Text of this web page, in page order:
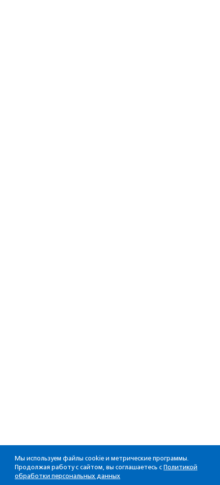
Мы используем файлы cookie и метрические программы.
Продолжая работу с сайтом, вы соглашаетесь с Политикой
обработки персональных данных